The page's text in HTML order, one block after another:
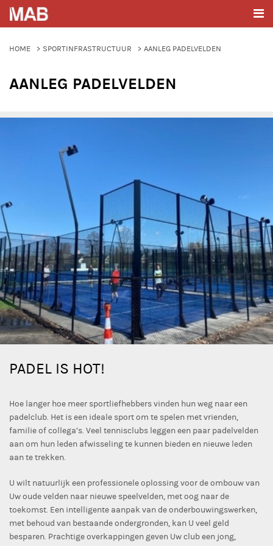
HOME SPORTINFRASTRUCTUUR AANLEG PADELVELDEN
AANLEG PADELVELDEN
PADEL IS HOT!
Hoe langer hoe meer sportliefhebbers vinden hun weg naar een
padelclub. Het is een ideale sport om te spelen met vrienden,
familie of collega’s. Veel tennisclubs leggen een paar padelvelden
aan om hun leden afwisseling te kunnen bieden en nieuwe leden
aan te trekken.
U wilt natuurlijk een professionele oplossing voor de ombouw van
Uw oude velden naar nieuwe speelvelden, met oog naar de
toekomst. Een intelligente aanpak van de onderbouwingswerken,
met behoud van bestaande ondergronden, kan U veel geld
besparen. Prachtige overkappingen geven Uw club een jong,